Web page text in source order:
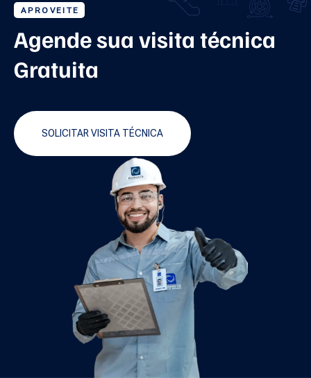
APROVEITE
Agende sua visita técnica
Gratuita
SOLICITAR VISITA TÉCNICA